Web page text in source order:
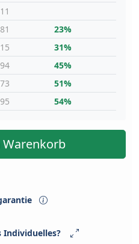
11
81
15
94
73
95
23%
31%
45%
51%
54%
Individuelles?